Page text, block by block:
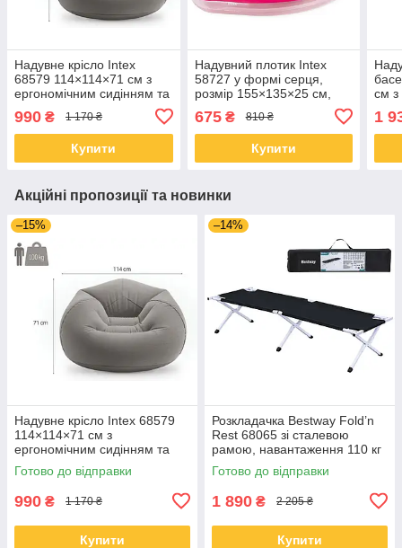
Надувне крісло Intex
68579 114×114×71 см з
ергономічним сидінням та
990 ₴ 1 170 ₴
Купити
Надувний плотик Intex
58727 у формі серця,
розмір 155×135×25 см,
навантаження до 100 кг
675₴ 810 ₴
Купити
см з
1
Акційні пропозиції та новинки
–15%
Надувне крісло Intex 68579
114×114×71 см з
ергономічним сидінням та
м’яким покриттям
Готово до відправки
990 ₴ 1 170 ₴
Купити
–14%
Розкладачка Bestway Fold’n
Rest 68065 зі сталевою
рамою, навантаження 110 кг
Готово до відправки
1 890 ₴ 2 205 ₴
Купити